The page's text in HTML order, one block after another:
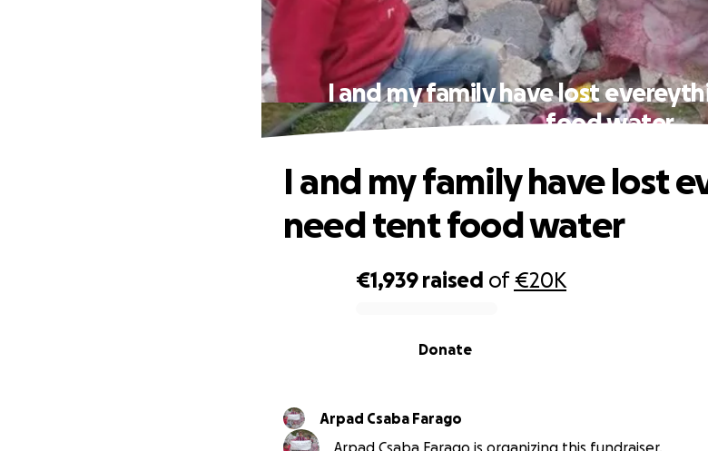
I and my family have lost
food water
€1,939 raised of€20K
Donate
I and my family have lost
need tent food water
Arpad Csaba Farago
Arpad Csaba Farago is organizing this fundraiser.